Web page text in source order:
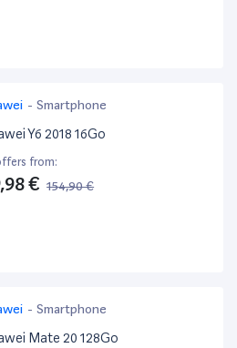
- Smartphone
Y6 2018 16Go
from:
€ 154,90 €
- Smartphone
Mate 20 128Go